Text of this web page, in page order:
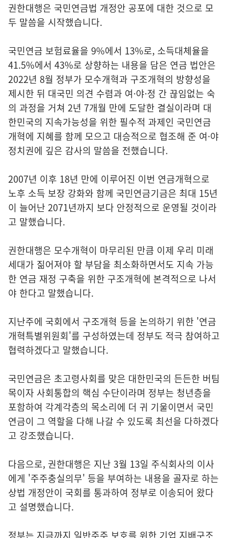
권한대행은 국민연금법 개정안 공포에 대한 것으로 모
두 말씀을 시작했습니다.
국민연금 보험료율을 9%에서 13%로, 소득대체율을
41.5%에서 43%로 상향하는 내용을 담은 연금 법안은
2022년 8월 정부가 모수개혁과 구조개혁의 방향성을
제시한 뒤 대국민 의견 수렴과 여·야·정 간 끊임없는 숙
의 과정을 거쳐 2년 7개월 만에 도달한 결실이라며 대
한민국의 지속가능성을 위한 필수적 과제인 국민연금
개혁에 지혜를 함께 모으고 대승적으로 협조해 준 여·야
정치권에 깊은 감사의 말씀을 전했습니다.
2007년 이후 18년 만에 이루어진 이번 연금개혁으로
노후 소득 보장 강화와 함께 국민연금기금은 최대 15년
이 늘어난 2071년까지 보다 안정적으로 운영될 것이라
고 말했습니다.
권한대행은 모수개혁이 마무리된 만큼 이제 우리 미래
세대가 짊어져야 할 부담을 최소화하면서도 지속 가능
한 연금 재정 구축을 위한 구조개혁에 본격적으로 나서
야 한다고 말했습니다.
지난주에 국회에서 구조개혁 등을 논의하기 위한 '연금
개혁특별위원회'를 구성하였는데 정부도 적극 참여하고
협력하겠다고 말했습니다.
국민연금은 초고령사회를 맞은 대한민국의 든든한 버팀
목이자 사회통합의 핵심 수단이라며 정부는 청년층을
포함하여 각계각층의 목소리에 더 귀 기울이면서 국민
연금이 그 역할을 다해 나갈 수 있도록 최선을 다하겠다
고 강조했습니다.
다음으로, 권한대행은 지난 3월 13일 주식회사의 이사
에게 '주주충실의무' 등을 부여하는 내용을 골자로 하는
상법 개정안이 국회를 통과하여 정부로 이송되어 왔다
고 설명했습니다.
정부는 지금까지 일반주주 보호를 위한 기업 지배구조